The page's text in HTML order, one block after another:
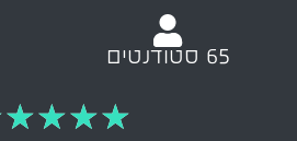
65 סטודנטים
★
★
★
★